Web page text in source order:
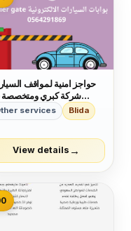
حواجز امنية لمواقف
شركة كبري
التركيب والصيانة
العربية
services Blida
View details →